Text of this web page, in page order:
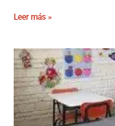
Leer más »